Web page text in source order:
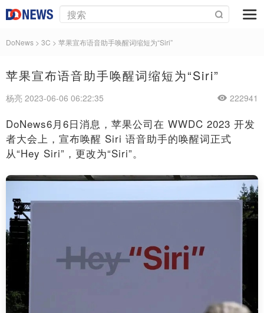
DoNews > 3C > 苹果宣布语音助手唤醒词缩短为“Siri”
苹果宣布语音助手唤醒词缩短为“Siri”
杨亮 2023-06-06 06:22:35 222941
DoNews6月6日消息，苹果公司在 WWDC 2023 开发
者大会上，宣布唤醒 Siri 语音助手的唤醒词正式
从“Hey Siri”，更改为“Siri”。